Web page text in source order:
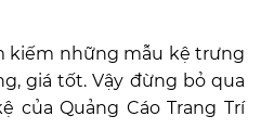
kiếm những mẫu kệ trưng
giá tốt. Vậy đừng bỏ qua
của Quảng Cáo Trang Trí